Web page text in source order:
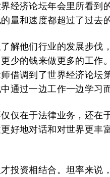
经济论坛年会里所看到
量和速度都超过了过去
解他们行业的发展步伐
更少的钱来做更多的工
借调到了世界经济论坛
通过一边工作一边学习
仅在于法律业务，还在
好地对话和对世界更丰
投资相结合。坦率来说